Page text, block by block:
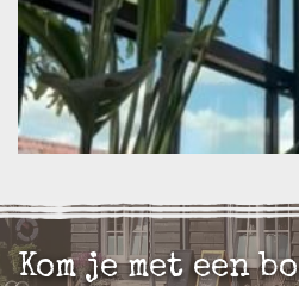
Kom je met een